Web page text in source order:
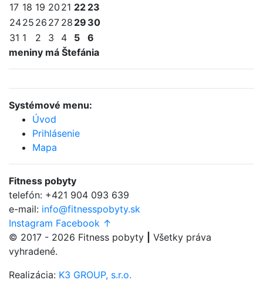
17 18 19 20 21 22 23
2425 26 27 28 29 30
31 1 2 3 4 5
6
meniny má Štefánia
Systémové menu:
Úvod
Prihlásenie
Mapa
Fitness pobyty
telefón: +421 904 093 639
e-mail: info@fitnesspobyty.sk
Instagram Facebook ↑
© 2017 - 2026 Fitness pobyty
Všetky práva
vyhradené.
Realizácia: K3 GROUP, s.r.o.